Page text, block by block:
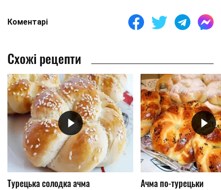
Коментарі
Схожі рецепти
Турецька солодка ачма Ачма по-турецьки